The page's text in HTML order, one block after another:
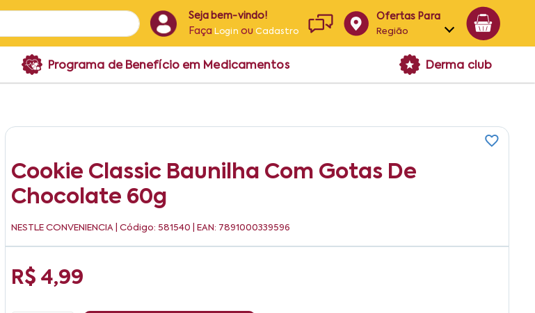
Seja bem-vindo!
Faça Login ouCadastro
Ofertas Para
Região
Alagoas
Programa de Benefício em Medicamentos Derma club
Cookie Classic Baunilha Com Gotas De
Chocolate 60g
NESTLE CONVENIENCIA | Código: 581540 | EAN: 7891000339596
R$ 4,99